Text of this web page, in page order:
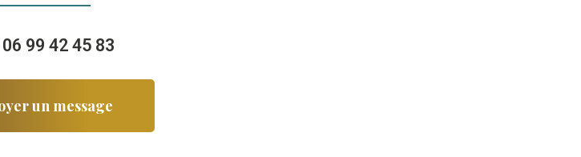
06 99 42 45 83
un message